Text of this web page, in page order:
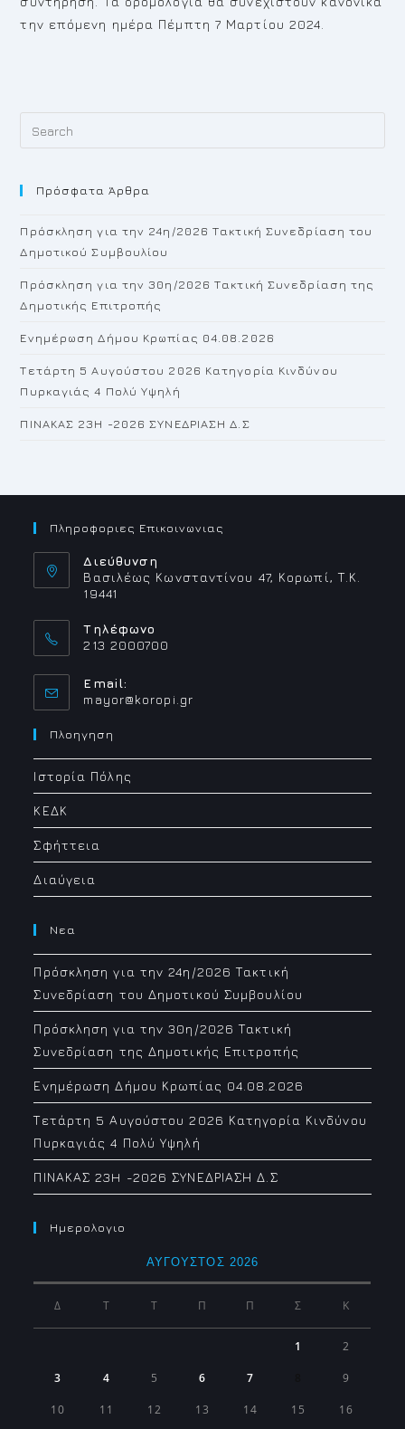
την επόμενη ημέρα Πέμπτη 7 Μαρτίου 2024.
Πρόσφατα Άρθρα
Πρόσκληση για την 24η/2026 Τακτική Συνεδρίαση του
Δημοτικού Συμβουλίου
Πρόσκληση για την 30η/2026 Τακτική Συνεδρίαση της
Δημοτικής Επιτροπής
Ενημέρωση Δήμου Κρωπίας 04.08.2026
Τετάρτη 5 Αυγούστου 2026 Κατηγορία Κινδύνου
Πυρκαγιάς 4 Πολύ Υψηλή
ΠΙΝΑΚΑΣ 23H -2026 ΣΥΝΕΔΡΙΑΣΗ Δ.Σ
Πληροφοριες Επικοινωνιας
Διεύθυνση
Βασιλέως Κωνσταντίνου 47, Κορωπί, Τ.Κ.
19441
Τηλέφωνο
213 2000700
Email:
mayor@koropi.grOpens
Πλοηγηση
Ιστορία Πόλης
ΚΕΔΚ
Σφήττεια
Διαύγεια
Νεα
Πρόσκληση για την 24η/2026 Τακτική
Συνεδρίαση του Δημοτικού Συμβουλίου
Πρόσκληση για την 30η/2026 Τακτική
Συνεδρίαση της Δημοτικής Επιτροπής
Ενημέρωση Δήμου Κρωπίας 04.08.2026
Τετάρτη 5 Αυγούστου 2026 Κατηγορία Κινδύνου
Πυρκαγιάς 4 Πολύ Υψηλή
ΠΙΝΑΚΑΣ 23H -2026 ΣΥΝΕΔΡΙΑΣΗ Δ.Σ
Ημερολογιο
ΑΎΓΟΥΣΤΟΣ 2026
Δ Τ Τ Π Π Σ Κ
1 2
3 4 5 6 7 9
10 11 12 13 14 15 16